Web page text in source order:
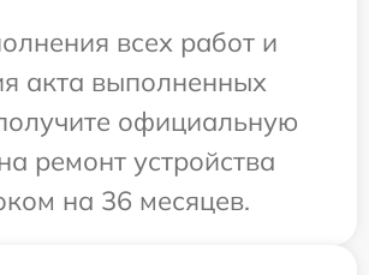
всех работ и
акта выполненных
официальную
ремонт устройства
на 36 месяцев.